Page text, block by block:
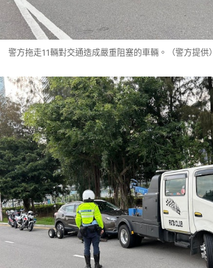
警方拖走11輛對交通造成嚴重阻塞的車輛。（警方提供）